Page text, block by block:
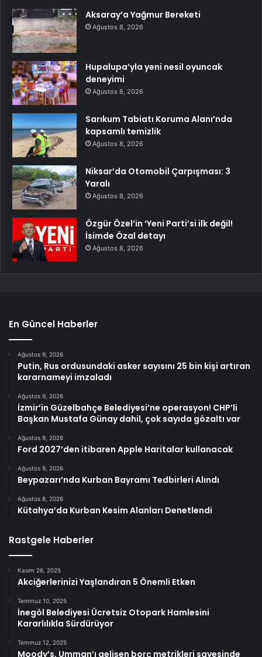
Aksaray’a Yağmur Bereketi
Ağustos 8, 2026
Hupalupa’yla yeni nesil oyuncak
deneyimi
Ağustos 8, 2026
Sarıkum Tabiatı Koruma Alanı’nda
kapsamlı temizlik
Ağustos 8, 2026
Niksar’da Otomobil Çarpışması: 3
Yaralı
Ağustos 8, 2026
Özgür Özel’in ‘Yeni Parti’si ilk değil!
İsimde Özal detayı
Ağustos 8, 2026
En Güncel Haberler
Ağustos 9, 2026
Putin, Rus ordusundaki asker sayısını 25 bin kişi artıran
kararnameyi imzaladı
Ağustos 9, 2026
İzmir’in Güzelbahçe Belediyesi’ne operasyon! CHP’li
Başkan Mustafa Günay dahil, çok sayıda gözaltı var
Ağustos 9, 2026
Ford 2027’den itibaren Apple Haritalar kullanacak
Ağustos 9, 2026
Beypazarı’nda Kurban Bayramı Tedbirleri Alındı
Ağustos 8, 2026
Kütahya’da Kurban Kesim Alanları Denetlendi
Rastgele Haberler
Kasım 26, 2025
Akciğerlerinizi Yaşlandıran 5 Önemli Etken
Temmuz 10, 2025
İnegöl Belediyesi Ücretsiz Otopark Hamlesini
Kararlılıkla Sürdürüyor
Temmuz 12, 2025
Moody’s, Umman’ı gelişen borç metrikleri sayesinde